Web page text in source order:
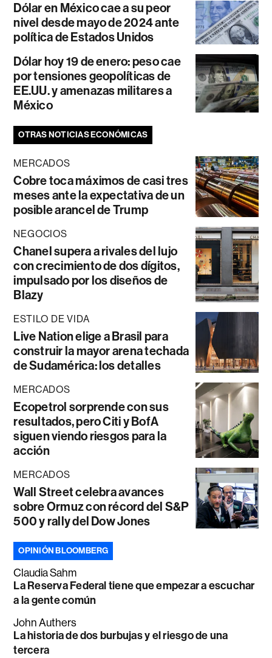
Dólar en México cae a su peor
nivel desde mayo de 2024 ante
política de Estados Unidos
Dólar hoy 19 de enero: peso cae
por tensiones geopolíticas de
EE.UU. y amenazas militares a
México
OTRAS NOTICIAS ECONÓMICAS
MERCADOS
Cobre toca máximos de casi tres
meses ante la expectativa de un
posible arancel de Trump
NEGOCIOS
Chanel supera a rivales del lujo
con crecimiento de dos dígitos,
impulsado por los diseños de
Blazy
ESTILO DE VIDA
Live Nation elige a Brasil para
construir la mayor arena techada
de Sudamérica: los detalles
MERCADOS
Ecopetrol sorprende con sus
resultados, pero Citi y BofA
siguen viendo riesgos para la
acción
MERCADOS
Wall Street celebra avances
sobre Ormuz con récord del S&P
500 y rally del Dow Jones
OPINIÓN BLOOMBERG
Claudia Sahm
La Reserva Federal tiene que empezar a escuchar
a la gente común
John Authers
La historia de dos burbujas y el riesgo de una
tercera